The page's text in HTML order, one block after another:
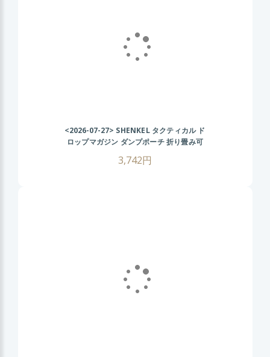
<2026-07-27> SHENKEL タクティカル ド
ロップマガジン ダンプポーチ 折り畳み可
納ポーチ ロールアップ サバゲー装備
3,742円